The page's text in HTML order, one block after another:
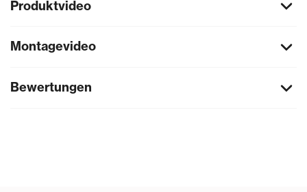
Produktvideo
Montagevideo
Bewertungen